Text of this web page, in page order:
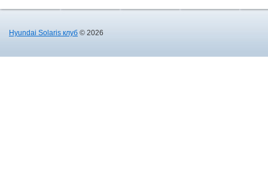
Hyundai Solaris клуб © 2026